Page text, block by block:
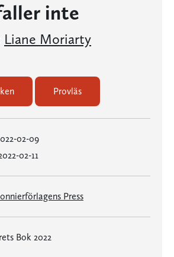
inte
Liane Moriarty
Provläs
02-09
02-11
Press
Bok 2022